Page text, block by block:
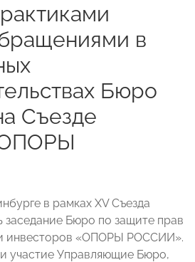
в
Бюро
Съезде
в рамках XV Съезда
заседание Бюро по защите прав
инвесторов «ОПОРЫ РОССИИ».
участие Управляющие Бюро,